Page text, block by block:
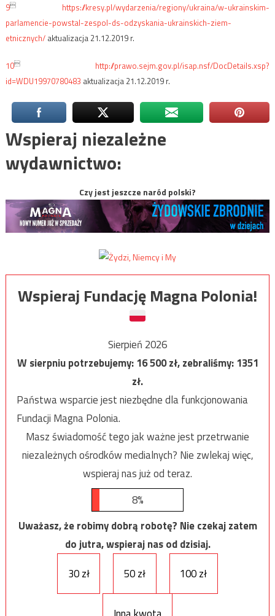
9
https://kresy.pl/wydarzenia/regiony/ukraina/w-ukrainskim-
parlamencie-powstal-zespol-ds-odzyskania-ukrainskich-ziem-
etnicznych/aktualizacja 21.12.2019 r.
10
http://prawo.sejm.gov.pl/isap.nsf/DocDetails.xsp?
id=WDU19970780483 aktualizacja 21.12.2019 r.
Wspieraj niezależne
wydawnictwo:
Czy jest jeszcze naród polski?
Wspieraj Fundację Magna Polonia!
Sierpień 2026
W sierpniu potrzebujemy:16 500zł, zebraliśmy:1351
zł.
Państwa wsparcie jest niezbędne dla funkcjonowania
Fundacji Magna Polonia.
Masz świadomość tego jak ważne jest przetrwanie
niezależnych ośrodków medialnych? Nie zwlekaj więc,
wspieraj nas już od teraz.
8%
Uważasz, że robimy dobrą robotę? Nie czekaj zatem
do jutra, wspieraj nas od dzisiaj.
30 zł
50 zł 100 zł